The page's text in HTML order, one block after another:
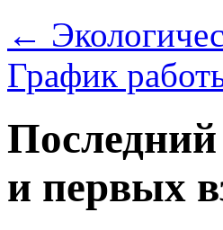
←
График
Последний
и первых